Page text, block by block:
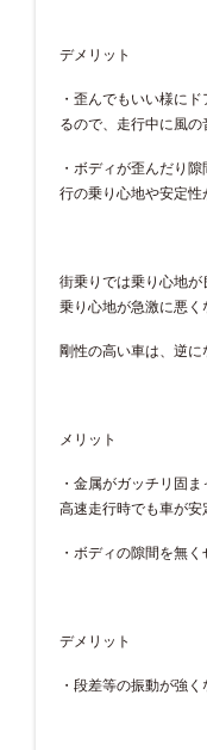
デメリット
・歪んでもいい様に
るので、走行中に風の
・ボディが歪んだり
行の乗り心地や安定性
街乗りでは乗り心地が
乗り心地が急激に悪く
剛性の高い車は、逆に
メリット
・金属がガッチリ固
高速走行時でも車が安
・ボディの隙間を無
デメリット
・段差等の振動が強く